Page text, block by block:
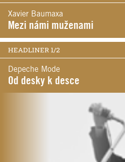
Xavier Baumaxa
Mezi námi muženami
HEADLINER 1/2
Depeche Mode
Od desky k desce